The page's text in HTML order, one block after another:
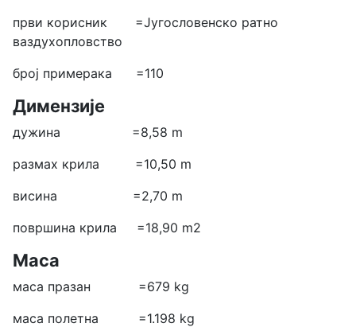
први корисник =Југословенско ратно
ваздухопловство
број примерака =110
Димензије
дужина =8,58 m
размах крила =10,50 m
висина =2,70 m
површина крила =18,90 m2
Маса
маса празан =679 kg
маса полетна =1.198 kg